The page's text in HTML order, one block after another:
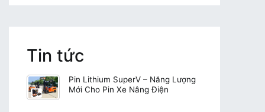
Tin tức
Pin Lithium SuperV – Năng Lượng
Mới Cho Pin Xe Nâng Điện